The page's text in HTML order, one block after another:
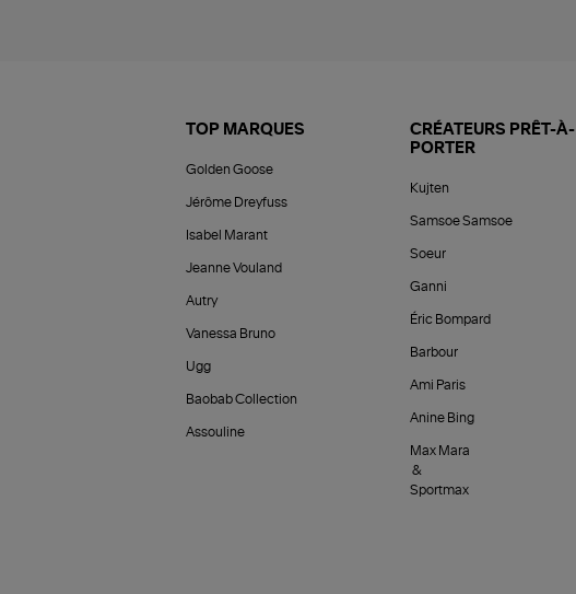
TOP MARQUES
Golden Goose
Jérôme Dreyfuss
Isabel Marant
Jeanne Vouland
Autry
Vanessa Bruno
Ugg
Baobab Collection
Assouline
CRÉATEURS PRÊT-À-
PORTER
Kujten
Samsoe Samsoe
Soeur
Ganni
Éric Bompard
Barbour
Ami Paris
Anine Bing
Max Mara
&
Sportmax